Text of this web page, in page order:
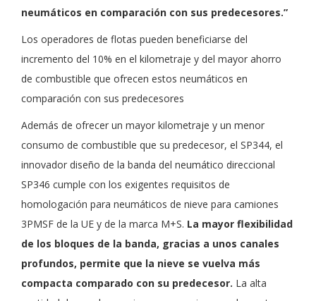
neumáticos en comparación con sus predecesores.”
Los operadores de flotas pueden beneficiarse del
incremento del 10% en el kilometraje y del mayor ahorro
de combustible que ofrecen estos neumáticos en
comparación con sus predecesores
Además de ofrecer un mayor kilometraje y un menor
consumo de combustible que su predecesor, el SP344, el
innovador diseño de la banda del neumático direccional
SP346 cumple con los exigentes requisitos de
homologación para neumáticos de nieve para camiones
3PMSF de la UE y de la marca M+S. La mayor flexibilidad
de los bloques de la banda, gracias a unos canales
profundos, permite que la nieve se vuelva más
compacta comparado con su predecesor. La alta